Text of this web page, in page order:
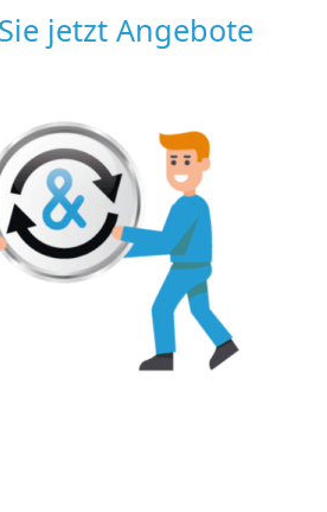
jetzt Angebote